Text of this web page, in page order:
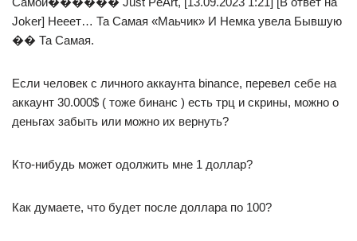
Joker] Нееет… Та Самая «Маьчик» И Немка увела Бывшую
�� Та Самая.
Если человек с личного аккаунта binance, перевел себе на
аккаунт 30.000$ ( тоже бинанс ) есть трц и скрины, можно о
деньгах забыть или можно их вернуть?
Кто-нибудь может одолжить мне 1 доллар?
Как думаете, что будет после доллара по 100?